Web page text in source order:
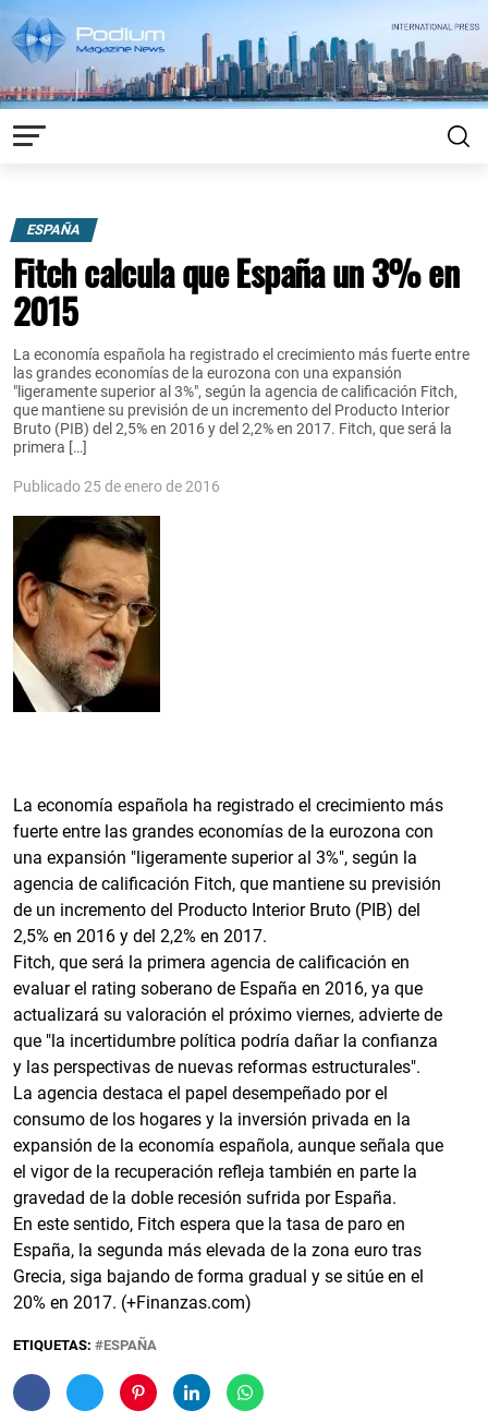
ESPAÑA
Fitch calcula que España un 3% en
2015
La economía española ha registrado el crecimiento más fuerte entre
las grandes economías de la eurozona con una expansión
"ligeramente superior al 3%", según la agencia de calificación Fitch,
que mantiene su previsión de un incremento del Producto Interior
Bruto (PIB) del 2,5% en 2016 y del 2,2% en 2017. Fitch, que será la
primera […]
Publicado 25 de enero de 2016
La economía española ha registrado el crecimiento más
fuerte entre las grandes economías de la eurozona con
una expansión "ligeramente superior al 3%", según la
agencia de calificación Fitch, que mantiene su previsión
de un incremento del Producto Interior Bruto (PIB) del
2,5% en 2016 y del 2,2% en 2017.
Fitch, que será la primera agencia de calificación en
evaluar el rating soberano de España en 2016, ya que
actualizará su valoración el próximo viernes, advierte de
que "la incertidumbre política podría dañar la confianza
y las perspectivas de nuevas reformas estructurales".
La agencia destaca el papel desempeñado por el
consumo de los hogares y la inversión privada en la
expansión de la economía española, aunque señala que
el vigor de la recuperación refleja también en parte la
gravedad de la doble recesión sufrida por España.
En este sentido, Fitch espera que la tasa de paro en
España, la segunda más elevada de la zona euro tras
Grecia, siga bajando de forma gradual y se sitúe en el
20% en 2017. (+Finanzas.com)
ETIQUETAS: ESPAÑA